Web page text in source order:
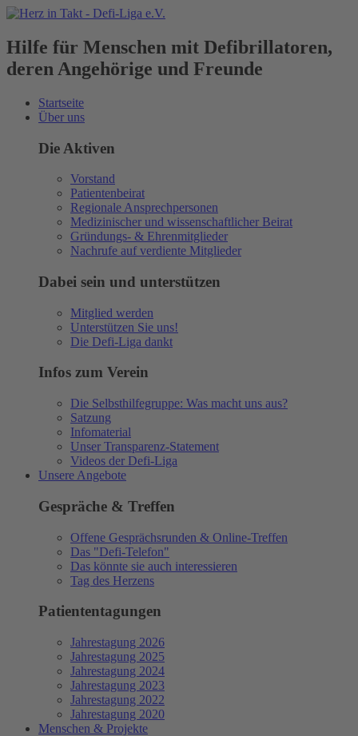
Hilfe für Menschen mit Defibrillatoren,
deren Angehörige und Freunde
Startseite
Über uns
Die Aktiven
Vorstand
Patientenbeirat
Regionale Ansprechpersonen
Medizinischer und wissenschaftlicher Beirat
Gründungs- & Ehrenmitglieder
Nachrufe auf verdiente Mitglieder
Dabei sein und unterstützen
Mitglied werden
Unterstützen Sie uns!
Die Defi-Liga dankt
Infos zum Verein
Die Selbsthilfegruppe: Was macht uns aus?
Satzung
Infomaterial
Unser Transparenz-Statement
Videos der Defi-Liga
Unsere Angebote
Gespräche & Treffen
Offene Gesprächsrunden & Online-Treffen
Das "Defi-Telefon"
Das könnte sie auch interessieren
Tag des Herzens
Patiententagungen
Jahrestagung 2026
Jahrestagung 2025
Jahrestagung 2024
Jahrestagung 2023
Jahrestagung 2022
Jahrestagung 2020
Menschen & Projekte